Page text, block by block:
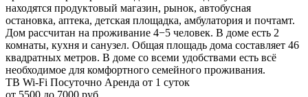
находятся продуктовый магазин, рынок, автобусная
остановка, аптека, детская площадка, амбулатория и почтамт.
Дом рассчитан на проживание 4−5 человек. В доме есть 2
комнаты, кухня и санузел. Общая площадь дома составляет 46
квадратных метров. В доме со всеми удобствами есть всё
необходимое для комфортного семейного проживания.
ТВ Wi-Fi Посуточно Аренда от 1 суток
от 5500 до 7000 руб